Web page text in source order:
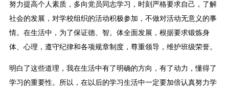
努力提高个人素质，多向党员同志学习，时刻严格要求自己，了解
社会的发展，对学校组织的活动积极参加，不做对活动无意义的事
情。在生活中，为了保证德、智。体全面发展，根据要求锻炼身
体、心理，遵守纪律和各项规章制度，尊重领导，维护班级荣誉。
明白了这些道理，我在生活中有了明确的方向，有了动力，懂得了
学习的重要性。所以，在以后的学习生活中一定要加倍认真努力学